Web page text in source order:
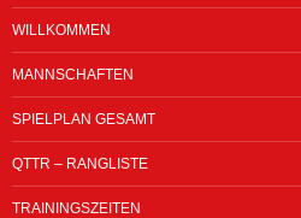
WILLKOMMEN
MANNSCHAFTEN
SPIELPLAN GESAMT
QTTR – RANGLISTE
TRAININGSZEITEN